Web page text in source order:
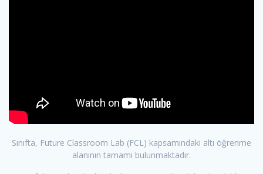
Sınıfta, Future Classroom Lab (FCL) kapsamındaki altı öğrenme
alanının tamamı bulunmaktadır.